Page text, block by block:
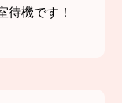
待機です！